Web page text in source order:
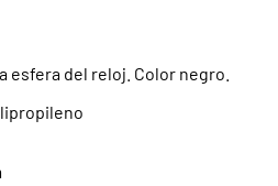
esfera del reloj. Color negro.